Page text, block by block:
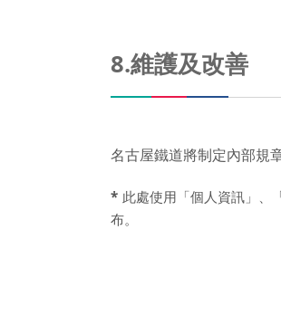
8.維護及改善
名古屋鐵道將制定內部規
* 此處使用「個人資訊」、
布。